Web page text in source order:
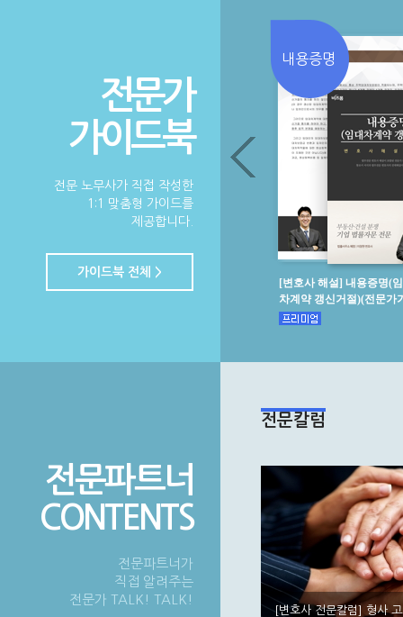
전문가
가이드북
전문 노무사가 직접 작성한
1:1 맞춤형 가이드를
제공합니다.
가이드북 전체 >
내용증명
[변호사 해설] 내용증명(
차계약 갱신거절)(전문가
전문파트너
CONTENTS
전문파트너가
직접 알려주는
전문가 TALK! TALK!
전문칼럼
[변호사 전문칼럼] 형사